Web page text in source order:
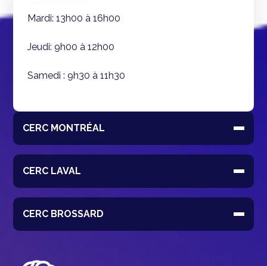
CERC MONTRÉAL
CERC LAVAL
CERC BROSSARD
Mardi: 13h00 à 16h00
Jeudi: 9h00 à 12h00
Samedi : 9h30 à 11h30